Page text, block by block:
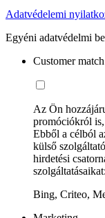
Adatvédelemi
Egyéni adatvédelmi
Customer
Az Ön
promóciókról
Ebből a célból
külső
hirdetési
szolgáltatásaikat:
Bing, Criteo,